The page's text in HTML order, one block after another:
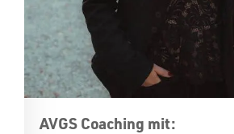
AVGS Coaching mit: